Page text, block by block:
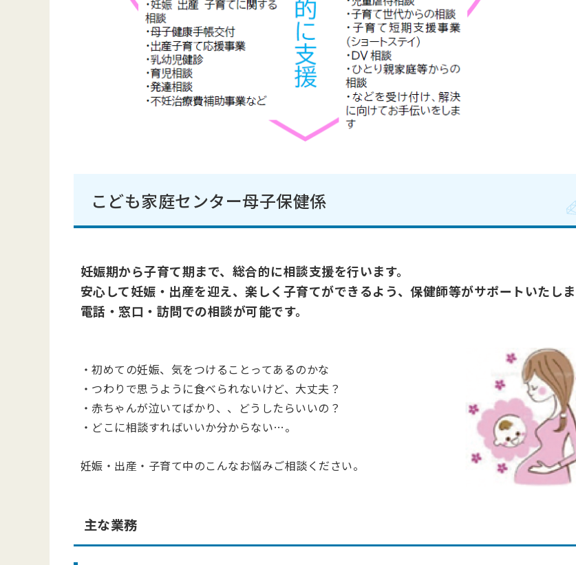
こども家庭センター母子保健係
妊娠期から子育て期まで、総合的に相談支援を行います。
安心して妊娠・出産を迎え、楽しく子育てができるよう、保健師等がサポートいたしま
電話・窓口・訪問での相談が可能です。
・初めての妊娠、気をつけることってあるのかな
・つわりで思うように食べられないけど、大丈夫？
・赤ちゃんが泣いてばかり、、どうしたらいいの？
・どこに相談すればいいか分からない…。
妊娠・出産・子育て中のこんなお悩みご相談ください。
主な業務